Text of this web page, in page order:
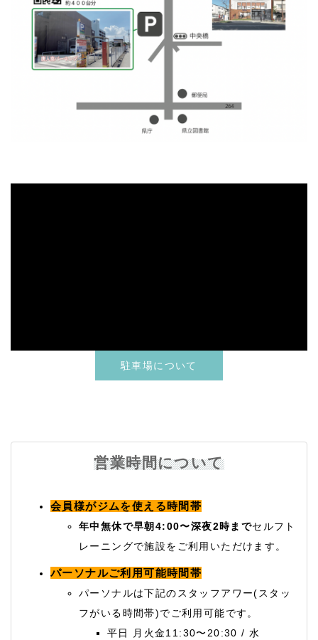
駐車場について
営業時間について
会員様がジムを使える時間帯
年中無休で早朝4:00〜深夜2時までセルフト
レーニングで施設をご利用いただけます。
パーソナルご利用可能時間帯
パーソナルは下記のスタッフアワー(スタッ
フがいる時間帯)でご利用可能です。
平日 月火金11:30〜20:30 / 水